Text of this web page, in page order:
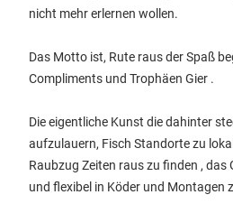
nicht mehr erlernen wollen.
Das Motto ist, Rute raus der Spaß
Compliments und Trophäen Gier .
Die eigentliche Kunst die dahinter
aufzulauern, Fisch Standorte zu
Raubzug Zeiten raus zu finden , das
und flexibel in Köder und Montagen